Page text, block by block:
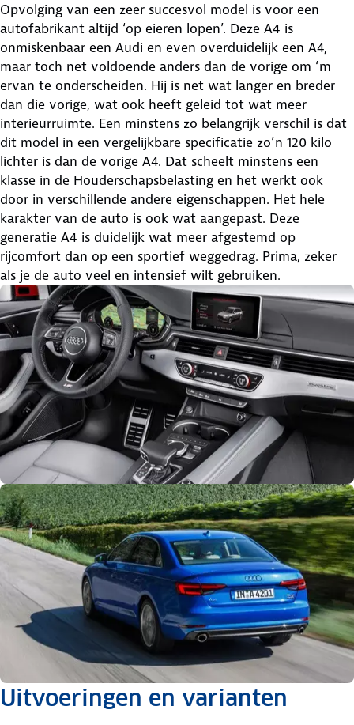
Opvolging van een zeer succesvol model is voor een
autofabrikant altijd ‘op eieren lopen’. Deze A4 is
onmiskenbaar een Audi en even overduidelijk een A4,
maar toch net voldoende anders dan de vorige om ‘m
ervan te onderscheiden. Hij is net wat langer en breder
dan die vorige, wat ook heeft geleid tot wat meer
interieurruimte. Een minstens zo belangrijk verschil is dat
dit model in een vergelijkbare specificatie zo’n 120 kilo
lichter is dan de vorige A4. Dat scheelt minstens een
klasse in de Houderschapsbelasting en het werkt ook
door in verschillende andere eigenschappen. Het hele
karakter van de auto is ook wat aangepast. Deze
generatie A4 is duidelijk wat meer afgestemd op
rijcomfort dan op een sportief weggedrag. Prima, zeker
als je de auto veel en intensief wilt gebruiken.
Uitvoeringen en varianten